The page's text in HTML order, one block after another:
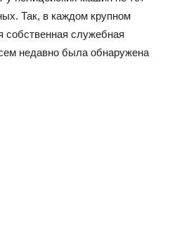
Так, в каждом крупном
собственная служебная
недавно была обнаружена